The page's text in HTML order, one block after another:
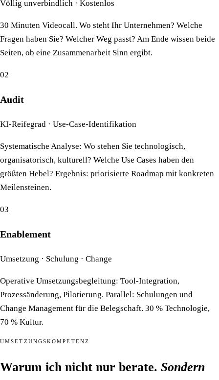
Völlig unverbindlich · Kostenlos
30 Minuten Videocall. Wo steht Ihr Unternehmen? Welche
Fragen haben Sie? Welcher Weg passt? Am Ende wissen beide
Seiten, ob eine Zusammenarbeit Sinn ergibt.
02
Audit
KI-Reifegrad · Use-Case-Identifikation
Systematische Analyse: Wo stehen Sie technologisch,
organisatorisch, kulturell? Welche Use Cases haben den
größten Hebel? Ergebnis: priorisierte Roadmap mit konkreten
Meilensteinen.
03
Enablement
Umsetzung · Schulung · Change
Operative Umsetzungsbegleitung: Tool-Integration,
Prozessänderung, Pilotierung. Parallel: Schulungen und
Change Management für die Belegschaft. 30 % Technologie,
70 % Kultur.
UMSETZUNGSKOMPETENZ
Warum ich nicht nur berate. Sondern